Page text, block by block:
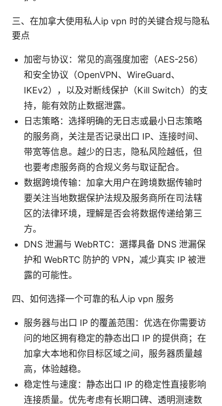
三、在加拿大使用私人ip vpn 时的关键合规与隐私
要点
加密与协议：常见的高强度加密（AES-256）
和安全协议（OpenVPN、WireGuard、
IKEv2），以及对断线保护（Kill Switch）的支
持，能有效防止数据泄露。
日志策略：选择明确的无日志或最小日志策略
的服务商，关注是否记录出口 IP、连接时间、
带宽等信息。越少的日志，隐私风险越低，但
也要考虑服务商的合规义务与取证配合。
数据跨境传输：加拿大用户在跨境数据传输时
要关注当地数据保护法规及服务商所在司法辖
区的法律环境，理解是否会将数据传递给第三
方。
DNS 泄漏与 WebRTC：選擇具备 DNS 泄漏保
护和 WebRTC 防护的 VPN，减少真实 IP 被泄
露的可能性。
四、如何选择一个可靠的私人ip vpn 服务
服务器与出口 IP 的覆盖范围：优选在你需要访
问的地区拥有稳定的静态出口 IP 的提供商；在
加拿大本地和你目标区域之间，服务器质量越
高，体验越稳。
稳定性与速度：静态出口 IP 的稳定性直接影响
连接质量。优先考虑有长期口碑、透明测速数